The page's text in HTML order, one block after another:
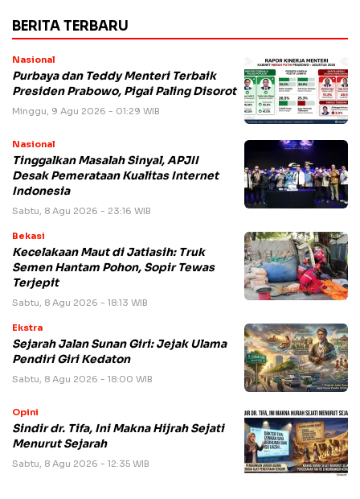
BERITA TERBARU
Nasional
Purbaya dan Teddy Menteri Terbaik
Presiden Prabowo, Pigai Paling Disorot
Minggu, 9 Agu 2026 - 01:29 WIB
Nasional
Tinggalkan Masalah Sinyal, APJII
Desak Pemerataan Kualitas Internet
Indonesia
Sabtu, 8 Agu 2026 - 23:16 WIB
Bekasi
Kecelakaan Maut di Jatiasih: Truk
Semen Hantam Pohon, Sopir Tewas
Terjepit
Sabtu, 8 Agu 2026 - 18:13 WIB
Ekstra
Sejarah Jalan Sunan Giri: Jejak Ulama
Pendiri Giri Kedaton
Sabtu, 8 Agu 2026 - 18:00 WIB
Opini
Sindir dr. Tifa, Ini Makna Hijrah Sejati
Menurut Sejarah
Sabtu, 8 Agu 2026 - 12:35 WIB